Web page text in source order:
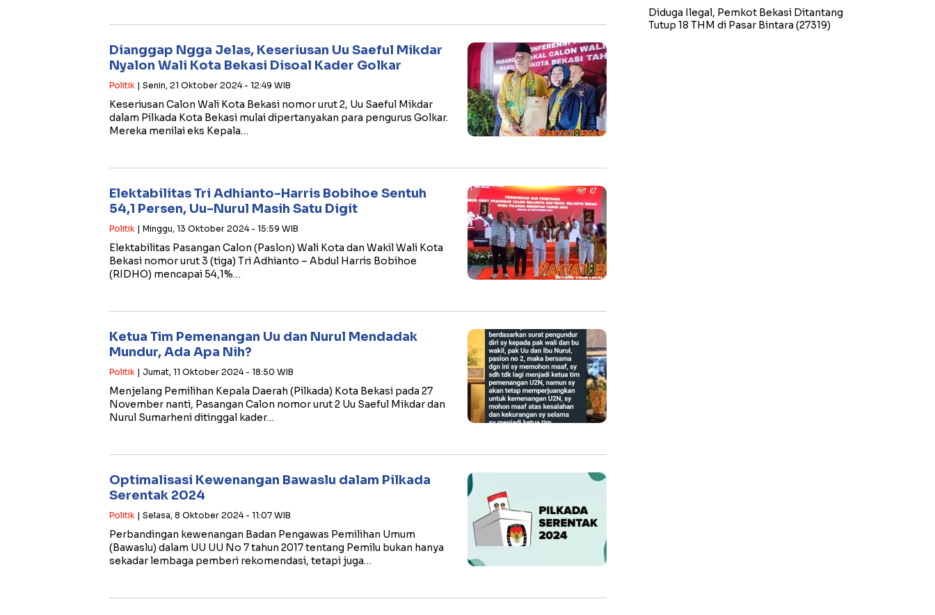
Dianggap Ngga Jelas, Keseriusan Uu Saeful Mikdar
Nyalon Wali Kota Bekasi Disoal Kader Golkar
Politik | Senin, 21 Oktober 2024 - 12:49 WIB
Keseriusan Calon Wali Kota Bekasi nomor urut 2, Uu Saeful Mikdar
dalam Pilkada Kota Bekasi mulai dipertanyakan para pengurus Golkar.
Mereka menilai eks Kepala…
Elektabilitas Tri Adhianto-Harris Bobihoe Sentuh
54,1 Persen, Uu-Nurul Masih Satu Digit
Politik | Minggu, 13 Oktober 2024 - 15:59 WIB
Elektabilitas Pasangan Calon (Paslon) Wali Kota dan Wakil Wali Kota
Bekasi nomor urut 3 (tiga) Tri Adhianto – Abdul Harris Bobihoe
(RIDHO) mencapai 54,1%…
Ketua Tim Pemenangan Uu dan Nurul Mendadak
Mundur, Ada Apa Nih?
Politik | Jumat, 11 Oktober 2024 - 18:50 WIB
Menjelang Pemilihan Kepala Daerah (Pilkada) Kota Bekasi pada 27
November nanti, Pasangan Calon nomor urut 2 Uu Saeful Mikdar dan
Nurul Sumarheni ditinggal kader…
Optimalisasi Kewenangan Bawaslu dalam Pilkada
Serentak 2024
Politik | Selasa, 8 Oktober 2024 - 11:07 WIB
Perbandingan kewenangan Badan Pengawas Pemilihan Umum
(Bawaslu) dalam UU UU No 7 tahun 2017 tentang Pemilu bukan hanya
sekadar lembaga pemberi rekomendasi, tetapi juga…
Diduga Ilegal, Pemkot Bekasi Ditantang
Tutup 18 THM di Pasar Bintara (27319)